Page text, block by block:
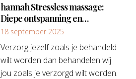
hannah Stressless massage:
Diepe ontspanning en
huidverbetering in één
18 september 2025
Verzorg jezelf zoals je behandeld
wilt worden dan behandelen wij
jou zoals je verzorgd wilt worden.